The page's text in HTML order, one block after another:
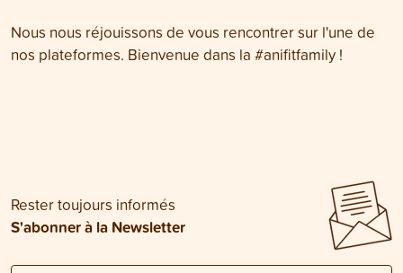
Nous nous réjouissons de vous rencontrer sur l'une de
nos plateformes. Bienvenue dans la #anifitfamily !
Rester toujours informés
S'abonner à la Newsletter